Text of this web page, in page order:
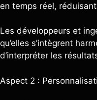
en temps réel,
Les développeurs et
qu’elles s’intègrent
d’interpréter les
Aspect 2 :